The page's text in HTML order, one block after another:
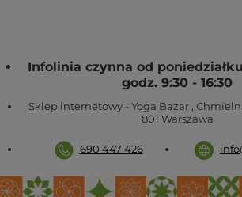
Infolinia czynna od
godz. 9:30 - 16:30
Sklep internetowy - Yoga Bazar ,
801 Warszawa
690 447 426